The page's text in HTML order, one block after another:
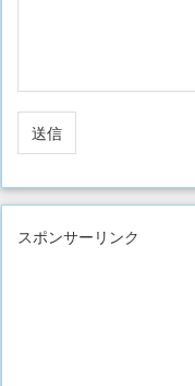
スポンサーリンク